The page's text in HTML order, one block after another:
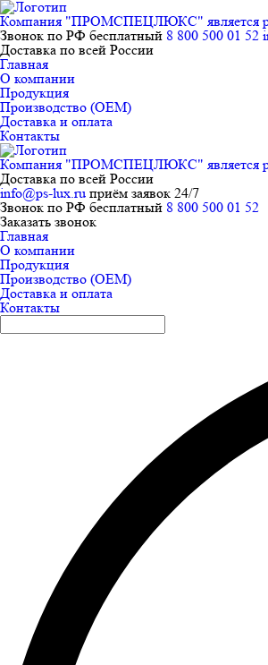
Компания "ПРОМСПЕЦЛЮКС" является
Звонок по РФ бесплатный 8 800 500 01 52
Доставка по всей России
Главная
О компании
Продукция
Производство (ОЕМ)
Доставка и оплата
Контакты
Компания "ПРОМСПЕЦЛЮКС" является
Доставка по всей России
info@ps-lux.ru приём заявок 24/7
Звонок по РФ бесплатный 8 800 500 01 52
Заказать звонок
Главная
О компании
Продукция
Производство (ОЕМ)
Доставка и оплата
Контакты